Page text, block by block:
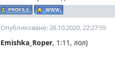
Опубликовано: 26.10.2020, 22:27:55
Emishka_Roper, 1:11, лол)